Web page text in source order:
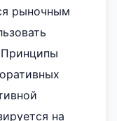
рыночным
на